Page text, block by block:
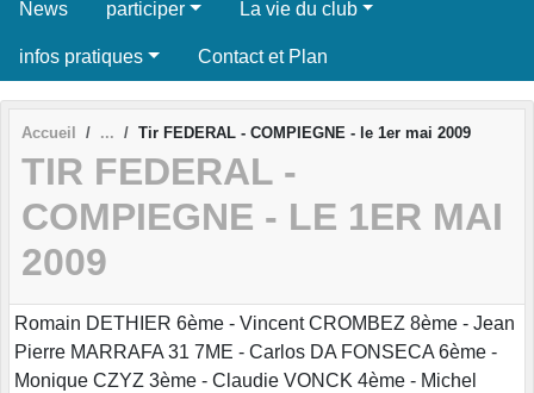
News participer La vie du club
infos pratiques Contact et Plan
Accueil Tir FEDERAL - COMPIEGNE - le 1er mai 2009
TIR FEDERAL -
COMPIEGNE - LE 1ER MAI
2009
Romain DETHIER 6ème - Vincent CROMBEZ 8ème - Jean
Pierre MARRAFA 31 7ME - Carlos DA FONSECA 6ème -
Monique CZYZ 3ème - Claudie VONCK 4ème - Michel